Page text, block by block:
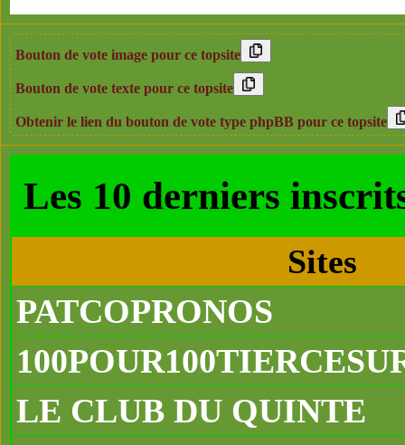
Bouton de vote image pour ce topsite
Bouton de vote texte pour ce topsite
Obtenir le lien du bouton de vote type phpBB pour ce topsite
Les 10 derniers
Sites
PATCOPRONOS
LE CLUB DU QUINTE